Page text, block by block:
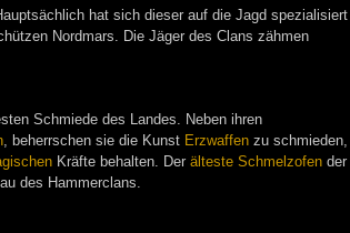
hat sich dieser auf die Jagd spezialisiert
Nordmars. Die Jäger des Clans zähmen
Schmiede des Landes. Neben ihren
, beherrschen sie die Kunst Erzwaffenzu schmieden,
Kräfte behalten. Der älteste Schmelzofender
des Hammerclans.